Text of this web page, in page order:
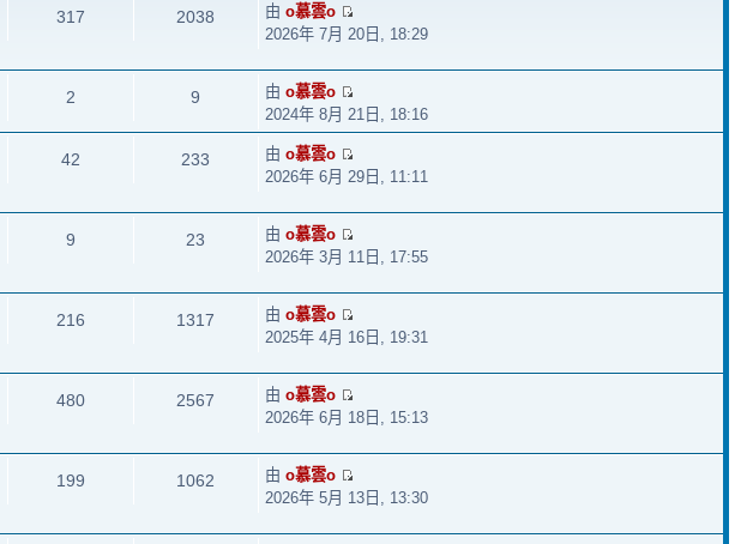
317 2038 由o慕雲o
2026年 7月 20日, 18:29
2 9 由o慕雲o
2024年 8月 21日, 18:16
42 233 由o慕雲o
2026年 6月 29日, 11:11
9 23 由o慕雲o
2026年 3月 11日, 17:55
216 1317 由o慕雲o
2025年 4月 16日, 19:31
480 2567 由o慕雲o
2026年 6月 18日, 15:13
199 1062 由o慕雲o
2026年 5月 13日, 13:30